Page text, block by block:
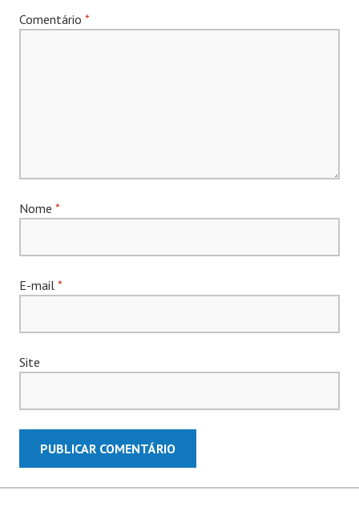
Comentário *
Nome *
E-mail *
Site